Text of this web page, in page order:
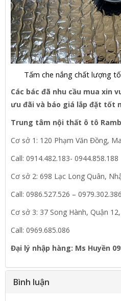
Tấm che nắng chất lượng
Các bác đã nhu cầu mua xin
ưu đãi và báo giá lắp đặt tốt
Trung tâm nội thất ô tô
Cơ sở 1: 120 Phạm Văn Đồng,
Call: 0914.482.183- 0944.858.188
Cơ sở 2: 698 Lạc Long Quân,
Call: 0986.527.526 – 0979.302.386
Cơ sở 3: 37 Song Hành, Quận
Call: 0969.685.086
Đại lý nhập hàng: Ms Huyền
Bình luận